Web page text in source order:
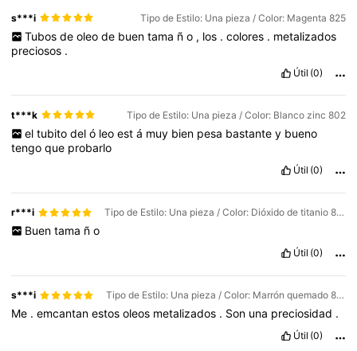
s***i Tipo de Estilo: Una pieza / Color: Magenta 825
Tubos de oleo de buen tama ñ o , los . colores . metalizados
preciosos .
Útil (0)
t***k Tipo de Estilo: Una pieza / Color: Blanco zinc 802
el tubito del ó leo est á muy bien pesa bastante y bueno
tengoque probarlo
Útil (0)
r***i Tipo de Estilo: Una pieza / Color: Dióxido de titanio 801
Buen tama ñ o
Útil (0)
s***i Tipo de Estilo: Una pieza / Color: Marrón quemado 865
Me .emcantanestosoleos metalizados . Son una preciosidad .
Útil (0)